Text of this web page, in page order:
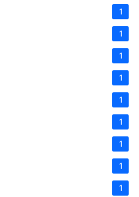
1
1
1
1
1
1
1
1
1